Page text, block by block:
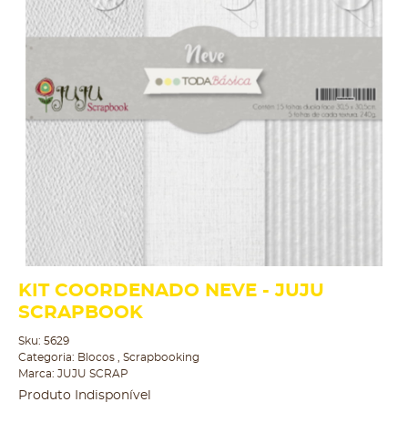
KIT COORDENADO NEVE - JUJU
SCRAPBOOK
Sku: 5629
Categoria: Blocos
Scrapbooking
Marca: JUJU SCRAP
Produto Indisponível